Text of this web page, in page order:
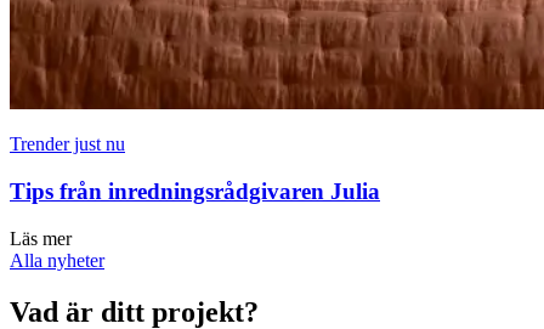
Trender just nu
Tips från inredningsrådgivaren Julia
Läs mer
Alla nyheter
Vad är ditt projekt?